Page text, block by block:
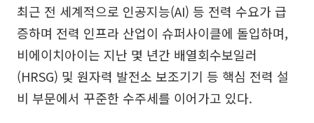
최근 전 세계적으로 인공지능(AI) 등 전력 수요가 급
증하며 전력 인프라 산업이 슈퍼사이클에 돌입하며,
비에이치아이는 지난 몇 년간 배열회수보일러
(HRSG) 및 원자력 발전소 보조기기 등 핵심 전력 설
비 부문에서 꾸준한 수주세를 이어가고 있다.